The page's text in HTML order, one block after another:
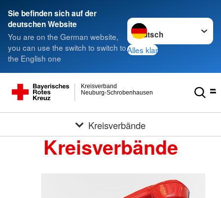
Sie befinden sich auf der
deutschen Website
You are on the German website,
you can use the switch to switch to
the English one
Sprache wechseln zu
Alles klar
Neuburg-Schrobenhausen
Kreisverband
Kreisverbände
Kreisverbände